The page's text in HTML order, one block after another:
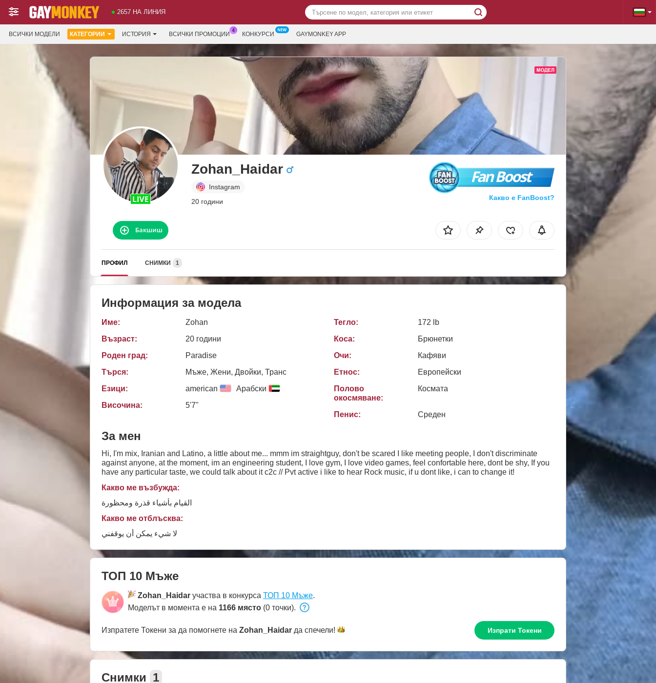
2657 НА ЛИНИЯ
ВСИЧКИ МОДЕЛИ КАТЕГОРИИ ИСТОРИЯ ВСИЧКИ ПРОМОЦИИ КОНКУРСИ GAYMONKEY APP
Zohan_Haidar
Instagram
20 години
Fan Boost
Какво е FanBoost?
Бакшиш
ПРОФИЛ СНИМКИ 1
Информация за модела
Име:
Zohan
Възраст:
20 години
Роден град:
Paradise
Търся:
Мъже, Жени, Двойки, Транс
Езици:
american Арабски
Височина: 5'7"
Тегло:
172 lb
Коса:
Брюнетки
Очи:
Кафяви
Етнос:
Европейски
Полово
окосмяване:
Космата
Пенис: Среден
За мен
Hi, I'm mix, Iranian and Latino, a little about me... mmm im straightguy, don't be scared I like meeting people, I don't discriminate
against anyone, at the moment, im an engineering student, I love gym, I love video games, feel confortable here, dont be shy, If you
have any particular taste, we could talk about it c2c // Pvt active i like to hear Rock music, if u dont like, i can to change it!
Какво ме възбужда:
القيام بأشياء قذرة ومحظورة
Какво ме отблъсква:
لا شيء يمكن أن يوقفني
ТОП 10 Мъже
Zohan_Haidar участва в конкурса ТОП 10 Мъже.
Моделът в момента е на 1166 място (0 точки).
Изпратете Токени за да помогнете на Zohan_Haidar да спечели! Изпрати Токени
Снимки 1